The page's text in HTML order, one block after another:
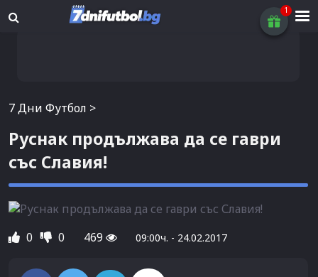
7 Дни Футбол >
Руснак продължава да се гаври
със Славия!
0 0 469 09:00ч. - 24.02.2017